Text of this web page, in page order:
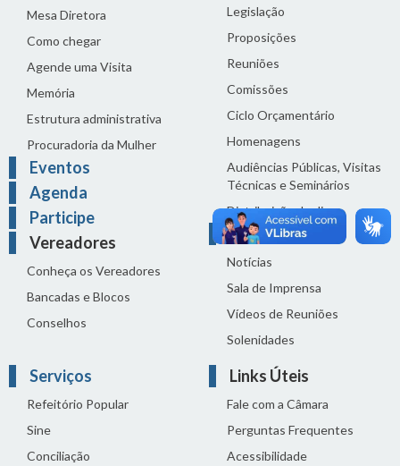
Mesa Diretora
Como chegar
Agende uma Visita
Memória
Estrutura administrativa
Procuradoria da Mulher
Eventos
Agenda
Participe
Vereadores
Conheça os Vereadores
Bancadas e Blocos
Conselhos
Legislação
Proposições
Reuniões
Comissões
Ciclo Orçamentário
Homenagens
Audiências Públicas, Visitas
Técnicas e Seminários
Distribuição do dia
Comunicação
Notícias
Sala de Imprensa
Vídeos de Reuniões
Solenidades
Serviços
Refeitório Popular
Sine
Conciliação
Links Úteis
Fale com a Câmara
Perguntas Frequentes
Acessibilidade